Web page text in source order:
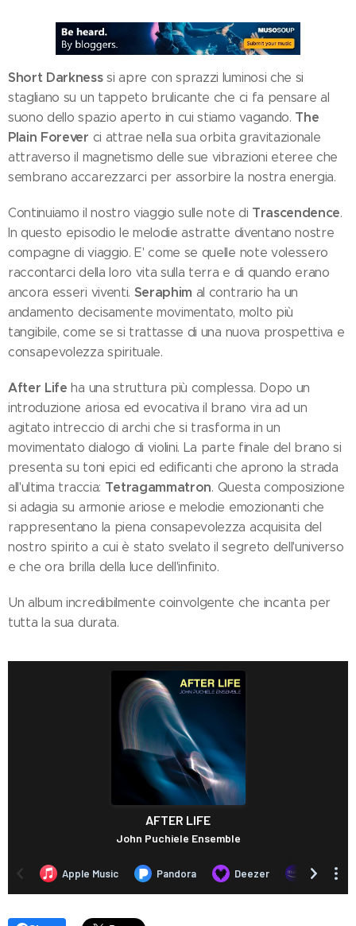
Short Darknesssi apre con sprazzi luminosi che si
stagliano su un tappeto brulicante che ci fa pensare al
suono dello spazio aperto in cui stiamo vagando. The
Plain Forever ci attrae nella sua orbita gravitazionale
attraverso il magnetismo delle sue vibrazioni eteree che
sembrano accarezzarci per assorbire la nostra energia.
Continuiamo il nostro viaggio sulle note di Trascendence.
In questo episodio le melodie astratte diventano nostre
compagne di viaggio. E' come se quelle note volessero
raccontarci della loro vita sulla terra e di quando erano
ancora esseri viventi. Seraphim al contrario ha un
andamento decisamente movimentato, molto più
tangibile, come se si trattasse di una nuova prospettiva e
consapevolezza spirituale.
After Life ha una struttura più complessa. Dopo un
introduzione ariosa ed evocativa il brano vira ad un
agitato intreccio di archi che si trasforma in un
movimentato dialogo di violini. La parte finale del brano si
presenta su toni epici ed edificanti che aprono la strada
all'ultima traccia: Tetragammatron. Questa composizione
si adagia su armonie ariose e melodie emozionanti che
rappresentano la piena consapevolezza acquisita del
nostro spirito a cui è stato svelato il segreto dell'universo
e che ora brilla della luce dell'infinito.
Un album incredibilmente coinvolgente che incanta per
tutta la sua durata.